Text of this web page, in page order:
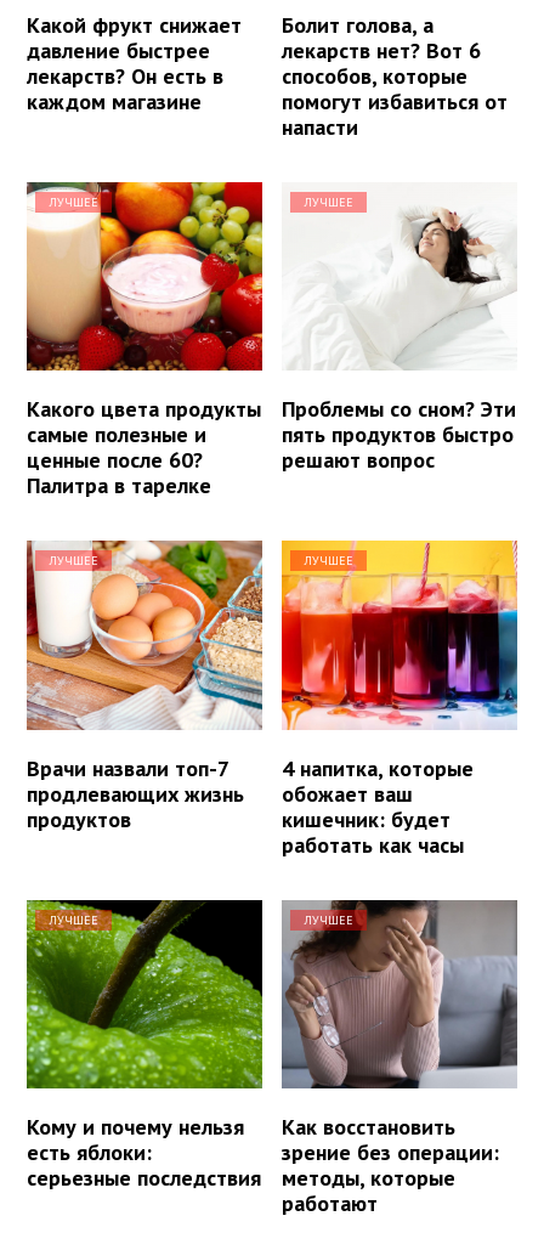
Какой фрукт снижает
давление быстрее
лекарств? Он есть в
каждом магазине
Болит голова, а
лекарств нет? Вот 6
способов, которые
помогут избавиться от
напасти
ЛУЧШЕЕ
Какого цвета продукты
самые полезные и
ценные после 60?
Палитра в тарелке
ЛУЧШЕЕ
Проблемы со сном? Эти
пять продуктов быстро
решают вопрос
ЛУЧШЕЕ
Врачи назвали топ-7
продлевающих жизнь
продуктов
ЛУЧШЕЕ
4 напитка, которые
обожает ваш
кишечник: будет
работать как часы
ЛУЧШЕЕ
Кому и почему нельзя
есть яблоки:
серьезные последствия
ЛУЧШЕЕ
Как восстановить
зрение без операции:
методы, которые
работают